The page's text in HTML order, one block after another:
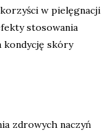
w pielęgnacji
stosowania
kondycję skóry
zdrowych naczyń